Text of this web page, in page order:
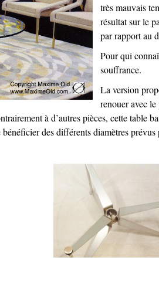
très mauvais
résultat sur le
par rapport au
Pour qui
souffrance.
La version
renouer avec
à d’autres pièces, cette table
des différents diamètres